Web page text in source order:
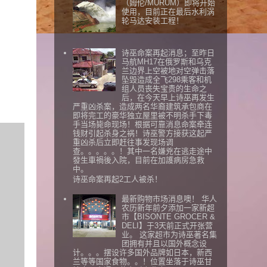
（姆伦/MURUM）即将开始
使用，目前正在最后水利涡
轮马达安装工程！
诗巫命案再起消息；至昨日
马航MH17在俄罗斯和乌克
兰边界上空被地对空弹击落
坠毁造成全飞298乘客和机
组人员丧失宝贵的生命之
后，在今天早上诗巫再发生
严重凶杀案，造成两名华裔建筑承包商在
即将完工的豪华独立屋里被不明杀手下毒
手当场毙命现场！根据可靠消息命案牵连
钱财引起杀身之祸！诗巫警方接获这起严
重凶杀后立即赶往事发现场调
查。。。。。！其中一名嫌兇在逃走途中
發生車禍後入院，目前在加護病房急救
中。
诗巫命案再起2工人被杀！
最新购物市场消息噢！ 华人
农历新年前夕添加一家新超
市【BISONTE GROCER &
DELI】于3天前正式开张营
业。 这家超市为诗巫著名集
团拥有并且以国外概念设
计。。。摆设许多国外品牌如日本，新西
兰等等国家食物。。！位置坐落于诗巫甘